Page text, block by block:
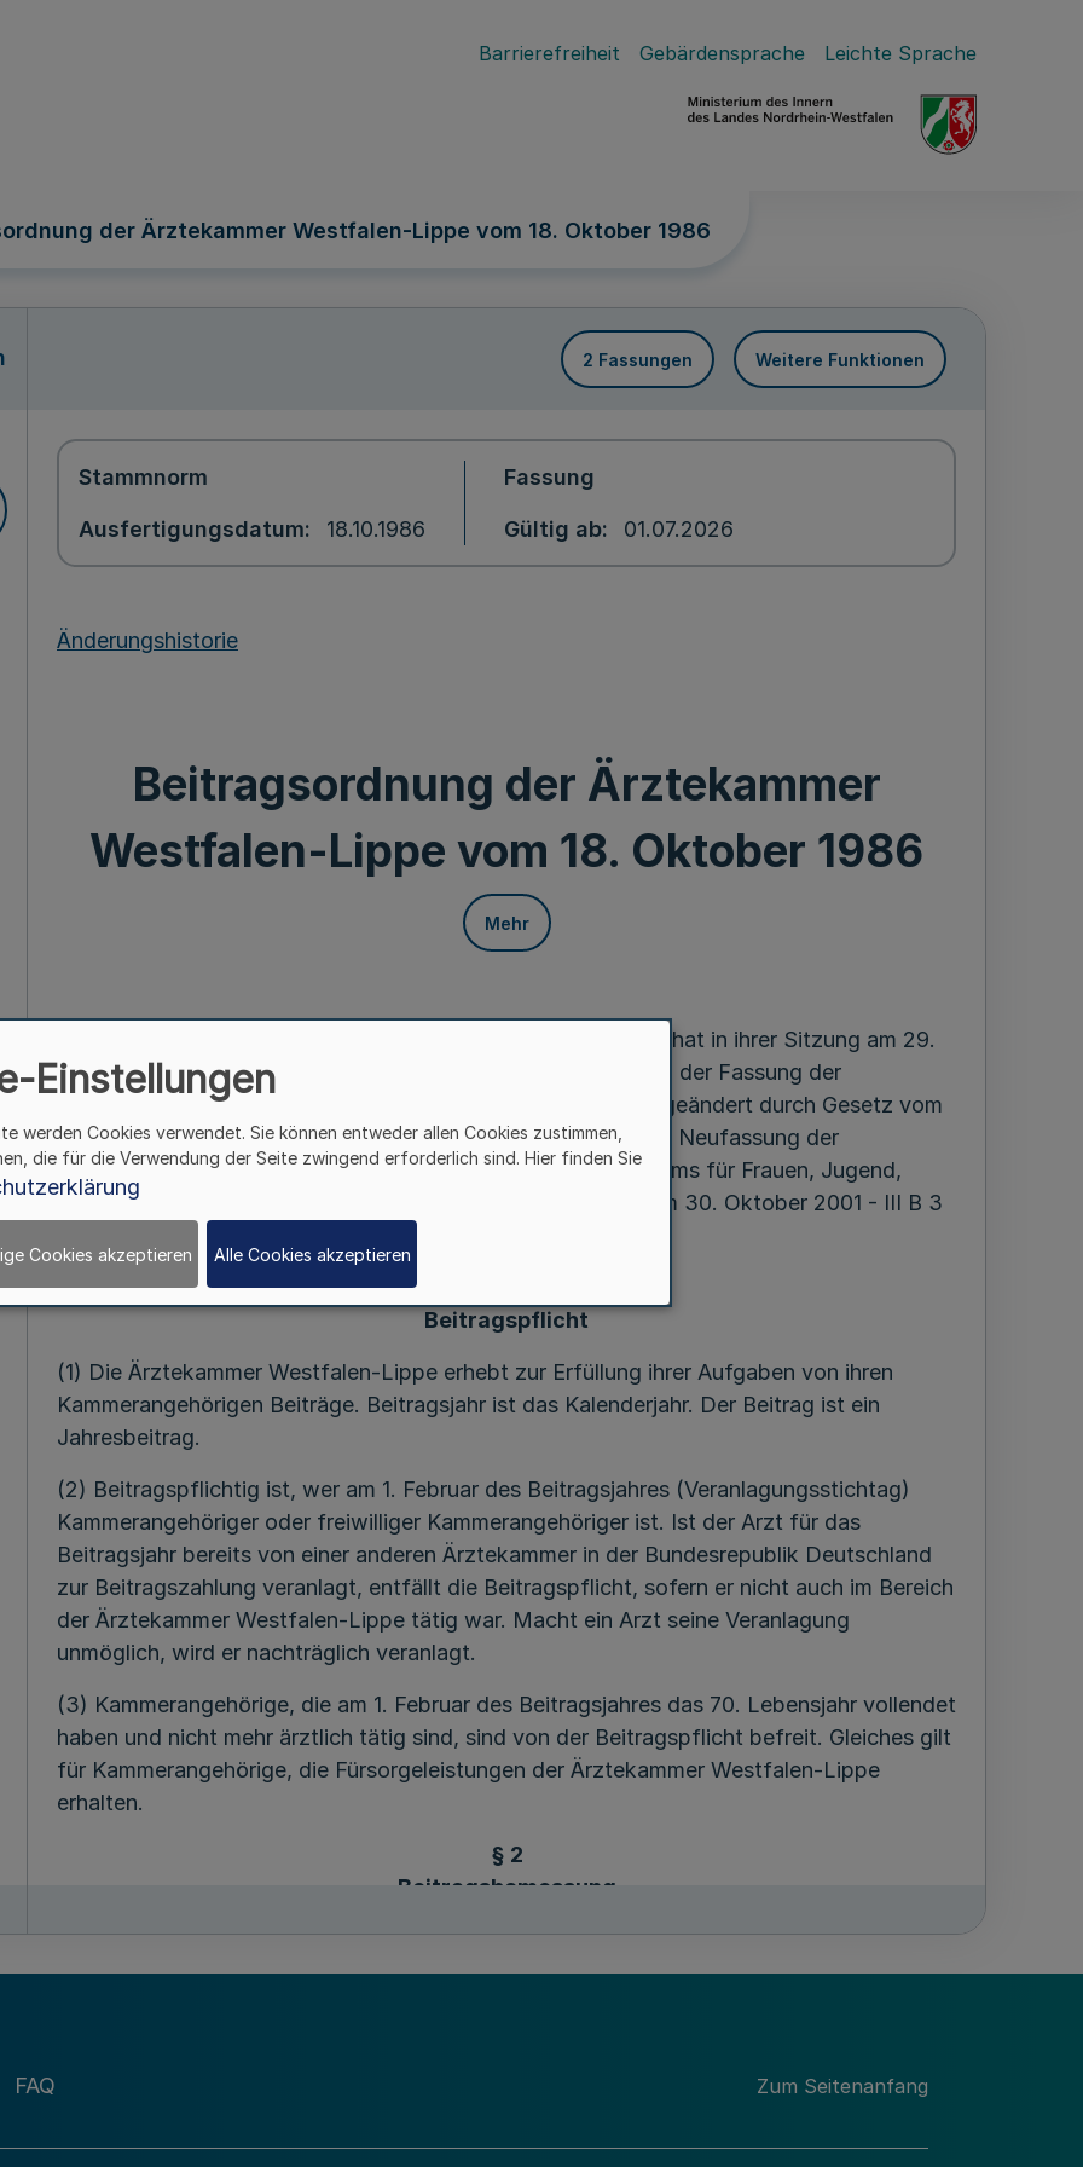
Barrierefreiheit Gebärdensprache Leichte Sprache
der Ärztekammer Westfalen-Lippe vom 18. Oktober 1986
2 Fassungen Weitere Funktionen
Stammnorm
Ausfertigungsdatum 18.10.1986
Fassung
Gültig ab 01.07.2026
Änderungshistorie
Beitragsordnung der Ärztekammer
Westfalen-Lippe vom 18. Oktober 1986
Mehr
Die Kammerversammlung der Ärztekammer Westfalen-Lippe hat in ihrer Sitzung am 29.
September 2001 aufgrund des § 17 des Heilberufsgesetzes in der Fassung der
Bekanntmachung vom 30. Juli 1975 (GV.NW.S.520), zuletzt geändert durch Gesetz vom
18. Dezember 1984 (GV.NW.S.806),-SGV.NW 2122- folgende Neufassung der
Beitragsordnung beschlossen, die durch Erlass des Ministeriums für Frauen, Jugend,
Familie und Gesundheit des Landes Nordrhein-Westfalen vom 30. Oktober 2001 - III B 3
Beitragspflicht
(1) Die Ärztekammer Westfalen-Lippe erhebt zur Erfüllung ihrer Aufgaben von ihren
Kammerangehörigen Beiträge. Beitragsjahr ist das Kalenderjahr. Der Beitrag ist ein
Jahresbeitrag.
(2) Beitragspflichtig ist, wer am 1. Februar des Beitragsjahres (Veranlagungsstichtag)
Kammerangehöriger oder freiwilliger Kammerangehöriger ist. Ist der Arzt für das
Beitragsjahr bereits von einer anderen Ärztekammer in der Bundesrepublik Deutschland
zur Beitragszahlung veranlagt, entfällt die Beitragspflicht, sofern er nicht auch im Bereich
der Ärztekammer Westfalen-Lippe tätig war. Macht ein Arzt seine Veranlagung
unmöglich, wird er nachträglich veranlagt.
(3) Kammerangehörige, die am 1. Februar des Beitragsjahres das 70. Lebensjahr vollendet
haben und nicht mehr ärztlich tätig sind, sind von der Beitragspflicht befreit. Gleiches gilt
für Kammerangehörige, die Fürsorgeleistungen der Ärztekammer Westfalen-Lippe
erhalten.
§ 2
Beitragsbemessung
(1) Der Beitrag beträgt mindestens 13,00 €, für Einkünfte aus ärztlicher Tätigkeit unter
15.000,00 € beträgt der Beitrag 23,00 €, von 15.000,00 € bis unter 25.000,00 € 56,00 €,
(2) Für freiwillige Kammerangehörige beträgt der Beitrag 80,00 €.
FAQ Zum Seitenanfang
Einstellungen
werden Cookies verwendet. Sie können entweder allen Cookies zustimmen,
die für die Verwendung der Seite zwingend erforderlich sind. Hier finden Sie
Cookies akzeptieren Alle Cookies akzeptieren